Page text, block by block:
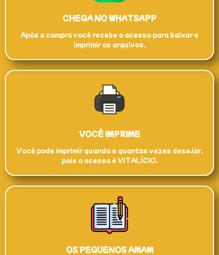
CHEGA NO WHATSAPP
Após a compra você recebe o acesso para baixar e
imprimir os arquivos.
VOCÊ IMPRIME
Você pode imprimir quando e quantas vezes desejar,
pois o acesso é VITALÍCIO.
OS PEQUENOS AMAM